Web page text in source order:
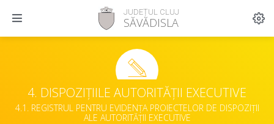
JUDEȚUL CLUJ
SĂVĂDISLA
4. DISPOZIȚIILE AUTORITĂȚII EXECUTIVE
4.1. REGISTRUL PENTRU EVIDENȚA PROIECTELOR DE DISPOZIȚII
ALE AUTORITĂȚII EXECUTIVE